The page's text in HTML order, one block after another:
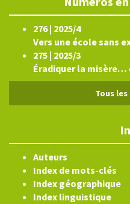
276 | 2025/4
Vers une école sans
275 | 2025/3
Éradiquer la misère…
Tous
Auteurs
Index de mots-clés
Index géographique
Index linguistique